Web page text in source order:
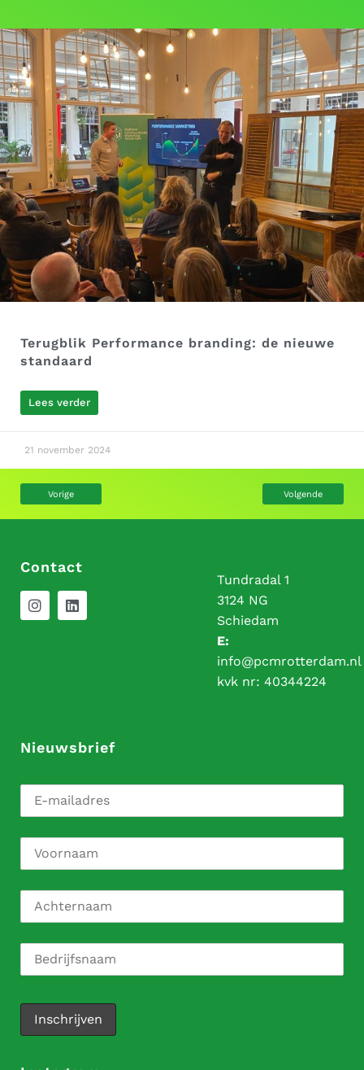
Terugblik Performance branding: de nieuwe
standaard
Lees verder
21 november 2024
Vorige Volgende
Contact
Tundradal 1
3124 NG
Schiedam
E:
info@pcmrotterdam.nl
kvk nr: 40344224
Nieuwsbrief